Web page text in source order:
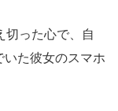
切った心で、自
た彼女のスマホ